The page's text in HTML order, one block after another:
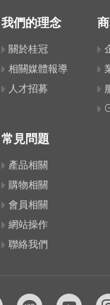
當，事不宜遲趕緊學起
中最最最最偉大的媽咪
我們的理念
關於桂冠
相關媒體報導
人才招募
常見問題
產品相關
購物相關
會員相關
網站操作
聯絡我們